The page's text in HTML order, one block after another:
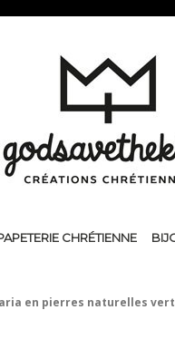
CHRÉTIENNE
en pierres naturelles